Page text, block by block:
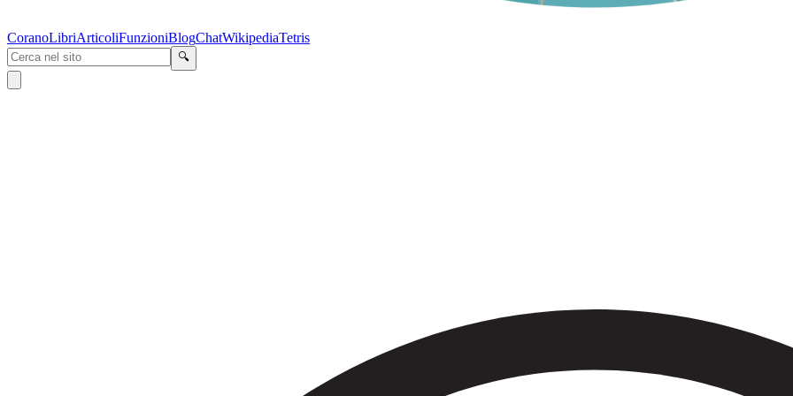
CoranoLibriArticoliFunzioniBlogChatWikipediaTetris
🔍